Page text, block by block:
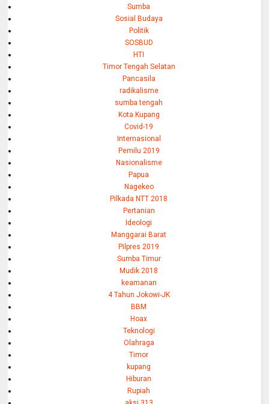
Sumba
Sosial Budaya
Politik
SOSBUD
HTI
Timor Tengah Selatan
Pancasila
radikalisme
sumba tengah
Kota Kupang
Covid-19
Internasional
Pemilu 2019
Nasionalisme
Papua
Nagekeo
Pilkada NTT 2018
Pertanian
Ideologi
Manggarai Barat
Pilpres 2019
Sumba Timur
Mudik 2018
keamanan
4 Tahun Jokowi-JK
BBM
Hoax
Teknologi
Olahraga
Timor
kupang
Hiburan
Rupiah